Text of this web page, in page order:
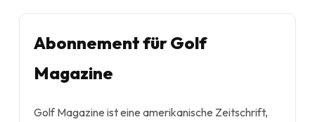
Abonnement für Golf
Magazine
Golf Magazine ist eine amerikanische Zeitschrift,